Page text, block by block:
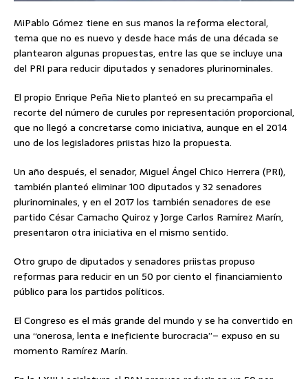
MiPablo Gómez tiene en sus manos la reforma electoral,
tema que no es nuevo y desde hace más de una década se
plantearon algunas propuestas, entre las que se incluye una
del PRI para reducir diputados y senadores plurinominales.
El propio Enrique Peña Nieto planteó en su precampaña el
recorte del número de curules por representación proporcional,
que no llegó a concretarse como iniciativa, aunque en el 2014
uno de los legisladores priistas hizo la propuesta.
Un año después, el senador, Miguel Ángel Chico Herrera (PRI),
también planteó eliminar 100 diputados y 32 senadores
plurinominales, y en el 2017 los también senadores de ese
partido César Camacho Quiroz y Jorge Carlos Ramírez Marín,
presentaron otra iniciativa en el mismo sentido.
Otro grupo de diputados y senadores priistas propuso
reformas para reducir en un 50 por ciento el financiamiento
público para los partidos políticos.
El Congreso es el más grande del mundo y se ha convertido en
una “onerosa, lenta e ineficiente burocracia”– expuso en su
momento Ramírez Marín.